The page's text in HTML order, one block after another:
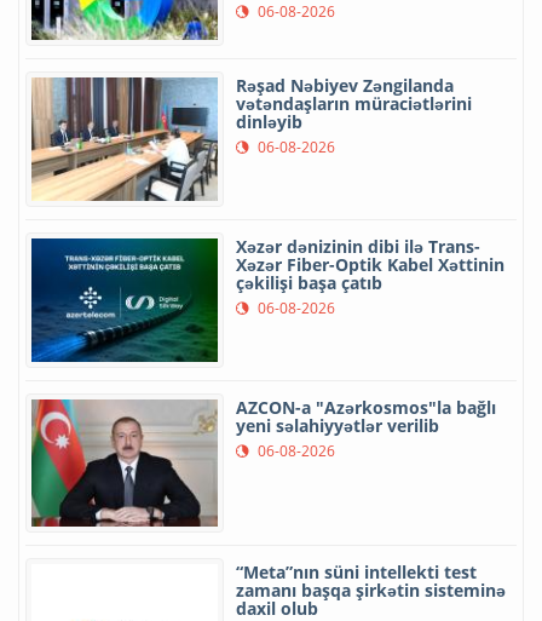
06-08-2026
Rəşad Nəbiyev Zəngilanda
vətəndaşların müraciətlərini
dinləyib
06-08-2026
Xəzər dənizinin dibi ilə Trans-
Xəzər Fiber-Optik Kabel Xəttinin
çəkilişi başa çatıb
06-08-2026
AZCON-a "Azərkosmos"la bağlı
yeni səlahiyyətlər verilib
06-08-2026
“Meta”nın süni intellekti test
zamanı başqa şirkətin sisteminə
daxil olub